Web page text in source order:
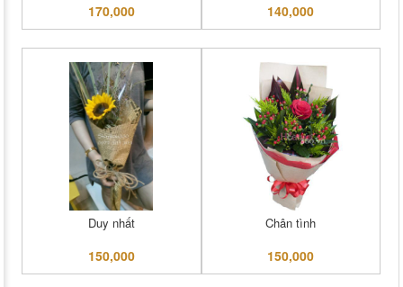
170,000 140,000
Duy nhất
150,000
Chân tình
150,000